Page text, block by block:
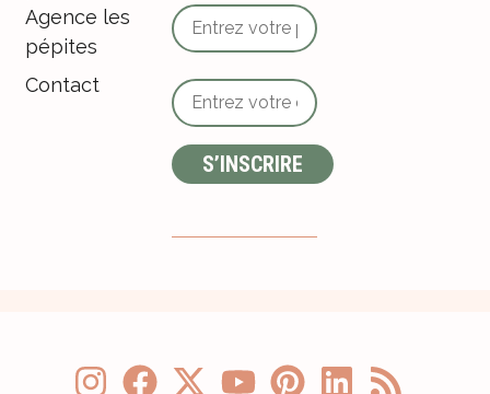
Agence les
pépites
Contact